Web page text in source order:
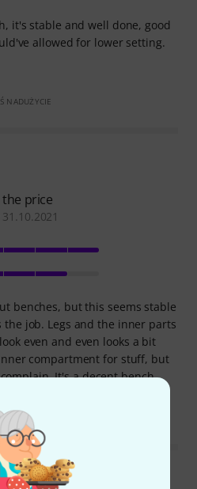
it's stable and well done, good
allowed for lower setting.
NADUŻYCIE
price
benches, but this seems stable
the job. Legs and the inner parts
even and even looks a bit
compartment for stuff, but
It's a decent bench.
NADUŻYCIE
oceny